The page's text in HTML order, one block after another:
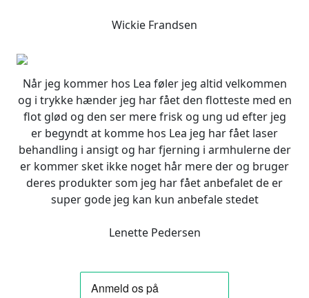
Wickie Frandsen
Når jeg kommer hos Lea føler jeg altid velkommen
og i trykke hænder jeg har fået den flotteste med en
flot glød og den ser mere frisk og ung ud efter jeg
er begyndt at komme hos Lea jeg har fået laser
behandling i ansigt og har fjerning i armhulerne der
er kommer sket ikke noget hår mere der og bruger
deres produkter som jeg har fået anbefalet de er
super gode jeg kan kun anbefale stedet
Lenette Pedersen